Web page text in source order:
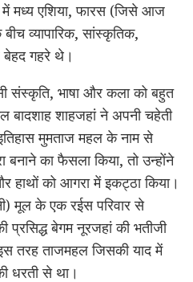
में मध्य एशिया, फारस (जिसे आज
व्यापारिक, सांस्कृतिक,
गहरे थे।
संस्कृति, भाषा और कला को बहुत
बादशाह शाहजहां ने अपनी चहेती
मुमताज महल के नाम से
का फैसला किया, तो उन्होंने
हाथों को आगरा में इकट्ठा किया।
मूल के एक रईस परिवार से
प्रसिद्ध बेगम नूरजहां की भतीजी
तरह ताजमहल जिसकी याद में
धरती से था।